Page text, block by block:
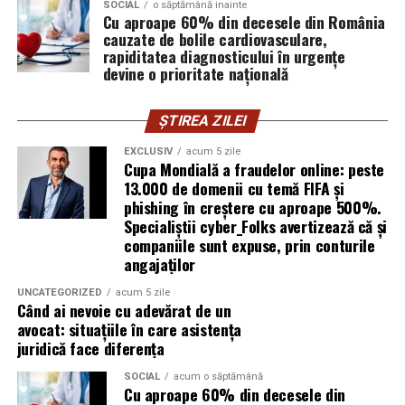
vigilența utilizatorului rămâne prima linie de apărare”,
explică Horațiu Șimon, Chief Technology Officer
cyber_Folks România.
Subiectul a fost semnalat și de FBI, care a inclus în
informările din ultima lună amenințările asociate
turneului, de la fraude online și furtul datelor până la
operațiuni de dezinformare.
Avertismentele publice s-au concentrat în principal
asupra fanilor și infrastructurii orașelor gazdă, însă
specialiștii atrag atenția că firmele pot fi afectate
inclusiv atunci când nu au nicio legătură directă cu
industria sportului, turismului sau vânzarea de bilete.
Atacurile sunt mai eficiente în contextul
evenimentelor globale
Campaniile de phishing asociate evenimentelor
SOCIAL o săptămână inainte
Cu aproape 60% din decesele din România
cauzate de bolile cardiovasculare,
rapiditatea diagnosticului în urgențe
devine o prioritate națională
ȘTIREA ZILEI
EXCLUSIV acum 5 zile
Cupa Mondială a fraudelor online: peste
13.000 de domenii cu temă FIFA și
phishing în creștere cu aproape 500%.
Specialiștii cyber_Folks avertizează că și
companiile sunt expuse, prin conturile
angajaților
UNCATEGORIZED acum 5 zile
Când ai nevoie cu adevărat de un
avocat: situațiile în care asistența
juridică face diferența
SOCIAL acum o săptămână
Cu aproape 60% din decesele din